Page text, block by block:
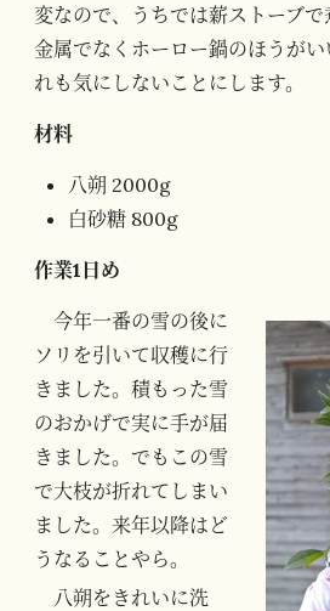
変なので、うちでは薪ストーブ
金属でなくホーロー鍋のほうが
れも気にしないことにします。
材料
八朔 2000g
白砂糖 800g
作業1日め
今年一番の雪の後に
ソリを引いて収穫に行
きました。積もった雪
のおかげで実に手が届
きました。でもこの雪
で大枝が折れてしまい
ました。来年以降はど
うなることやら。
八朔をきれいに洗